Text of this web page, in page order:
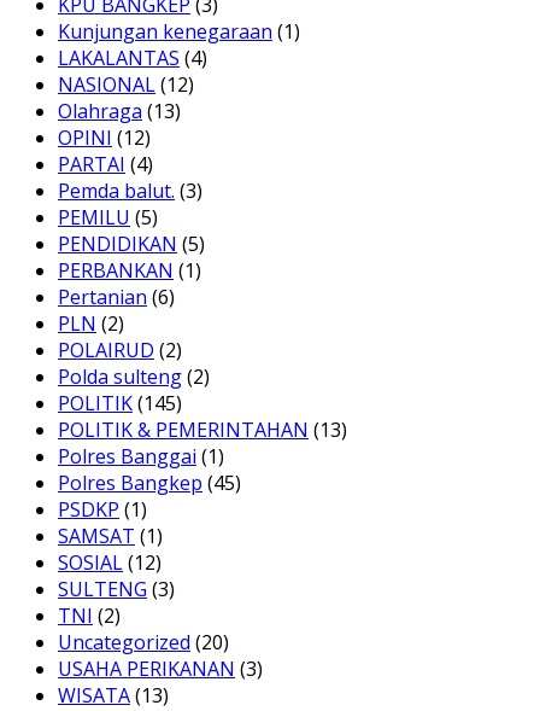
Kunjungan kenegaraan (1)
LAKALANTAS (4)
NASIONAL(12)
Olahraga (13)
OPINI (12)
PARTAI (4)
Pemda balut. (3)
PEMILU (5)
PENDIDIKAN (5)
PERBANKAN (1)
Pertanian (6)
PLN (2)
POLAIRUD (2)
Polda sulteng(2)
POLITIK(145)
POLITIK & PEMERINTAHAN (13)
Polres Banggai (1)
Polres Bangkep (45)
PSDKP (1)
SAMSAT (1)
SOSIAL(12)
SULTENG (3)
TNI (2)
Uncategorized (20)
USAHA PERIKANAN (3)
WISATA(13)